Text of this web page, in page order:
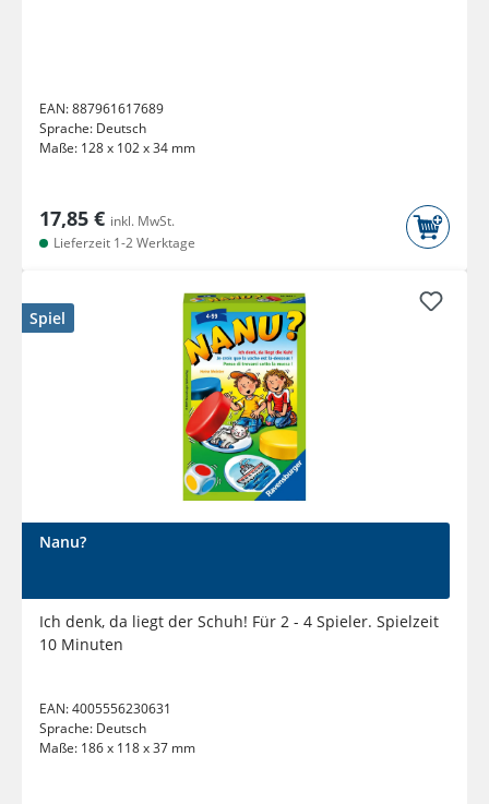
EAN:887961617689
Sprache: Deutsch
Maße: 128 x 102 x 34 mm
17,85 € inkl. MwSt.
Lieferzeit 1-2 Werktage
Spiel
Nanu?
Ich denk, da liegt der Schuh! Für 2 - 4 Spieler. Spielzeit
10 Minuten
EAN:4005556230631
Sprache: Deutsch
Maße: 186 x 118 x 37 mm